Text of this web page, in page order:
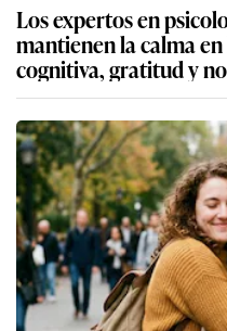
Los expertos en
mantienen la calma
cognitiva, gratitud y